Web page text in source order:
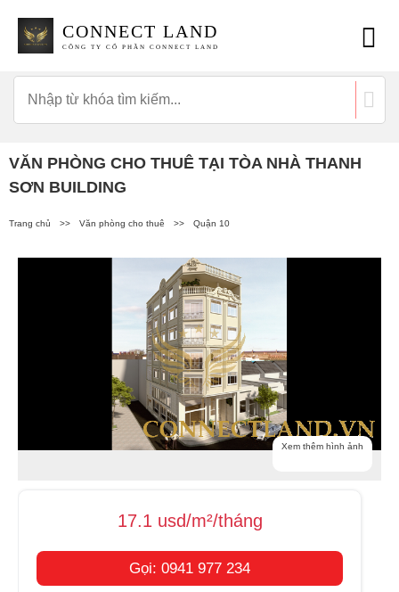
CONNECT LAND
CÔNG TY CỔ PHẦN CONNECT LAND
VĂN PHÒNG CHO THUÊ TẠI TÒA NHÀ THANH
SƠN BUILDING
Trang chủ >> Văn phòng cho thuê >> Quận 10
Xem thêm hình ảnh
17.1 usd/m²/tháng
Gọi: 0941 977 234